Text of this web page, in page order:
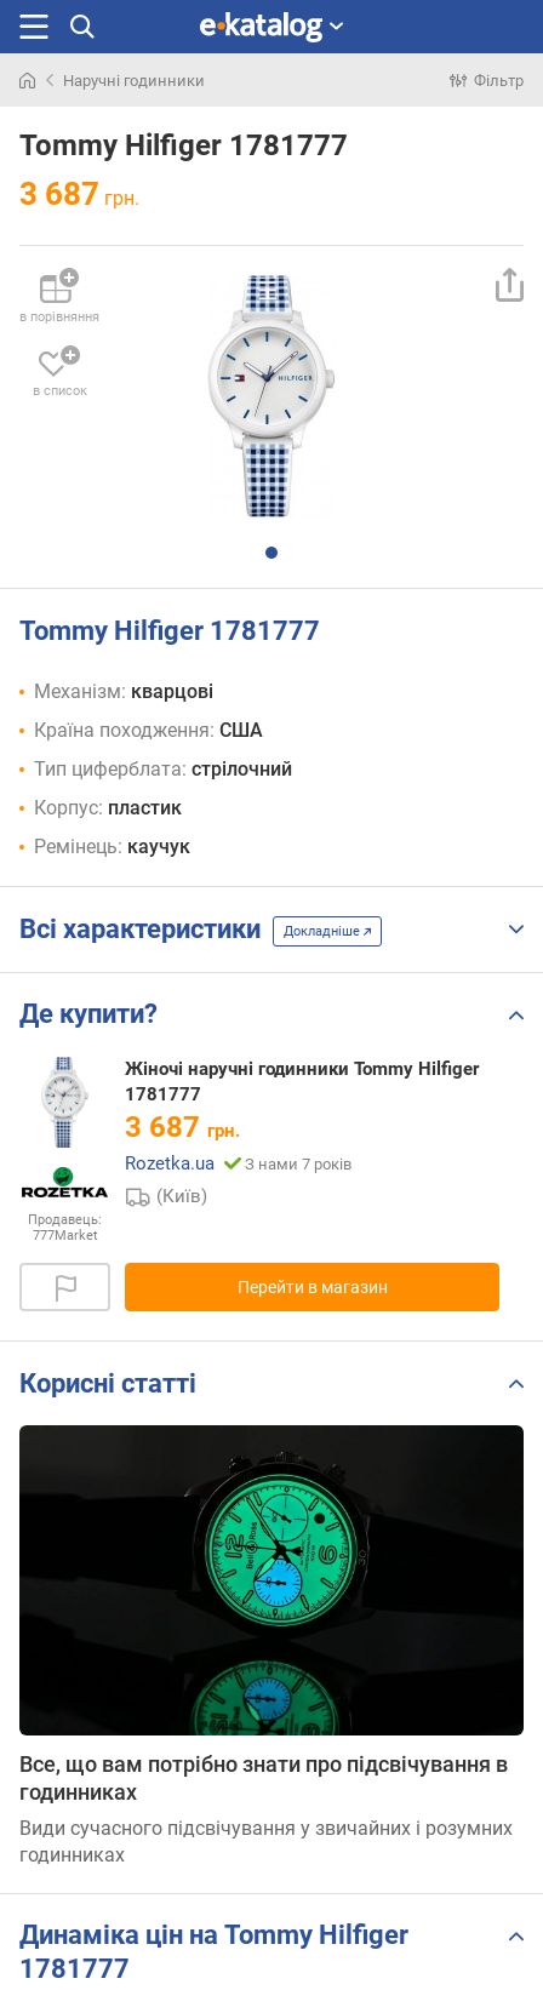
раніше
Наручні годинники Фільтр
Tommy Hilfiger 1781777
3 687 грн.
в порівняння
в список
Tommy Hilfiger 1781777
Механізм: кварцові
Країна походження: США
Тип циферблата: стрілочний
Корпус: пластик
Ремінець: каучук
Всі характеристики Докладніше
Де купити?
Продавець:
777Market
Жіночі наручні годинники Tommy Hilfiger
1781777
3 687 грн.
Rozetka.ua
З нами 7 років
(Київ)
Перейти в магазин
Корисні статті
Все, що вам потрібно знати про підсвічування в
годинниках
Види сучасного підсвічування у звичайних і розумних
годинниках
Динаміка цін на Tommy Hilfiger
1781777